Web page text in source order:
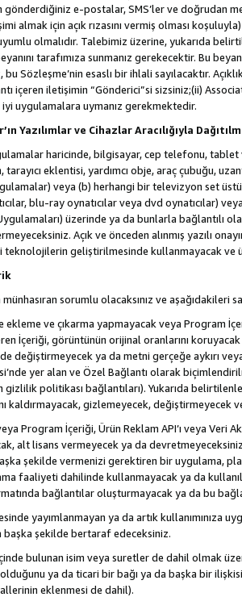
e-postalar, SMS’ler ve doğrudan
almak için açık rızasını vermiş olması
olmalıdır. Talebimiz üzerine, yukarıda
tarafımıza sunmanız gerekecektir. Bu
bu Sözleşme’nin esaslı bir ihlali sayılacaktır.
içeren iletişimin “Gönderici”si sizsiniz;(ii)
uygulamalara uymanız gerekmektedir.
Yazılımlar ve Cihazlar Aracılığıyla
haricinde, bilgisayar, cep telefonu,
tarayıcı eklentisi, yardımcı obje, araç çubuğu,
veya (b) herhangi bir televizyon set
blu-ray oynatıcılar veya dvd oynatıcılar)
üzerinde ya da bunlarla bağlantılı
Açık ve önceden alınmış yazılı
geliştirilmesinde kullanmayacak ve
sorumlu olacaksınız ve aşağıdakileri
ekleme ve çıkarma yapmayacak veya Program
İçeriği, görüntünün orijinal oranlarını
değiştirmeyecek ya da metni gerçeğe aykırı
yer alan ve Özel Bağlantı olarak
gizlilik politikası bağlantıları). Yukarıda
kaldırmayacak, gizlemeyecek,
Program İçeriği, Ürün Reklam API’ı veya Veri
alt lisans vermeyecek ya da
şekilde vermenizi gerektiren bir uygulama,
faaliyeti dahilinde kullanmayacak ya da
bağlantılar oluşturmayacak ya da bu
yayımlanmayan ya da artık kullanımınıza
başka şekilde bertaraf edeceksiniz.
bulunan isim veya suretler de dahil olmak
ya da ticari bir bağı ya da başka bir
eklenmesi de dahil).